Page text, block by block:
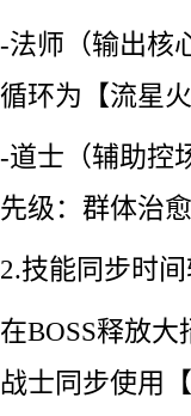
-法师（输出核
循环为【流星
-道士（辅助控
先级：群体治
2.技能同步时
在BOSS释放
战士同步使用